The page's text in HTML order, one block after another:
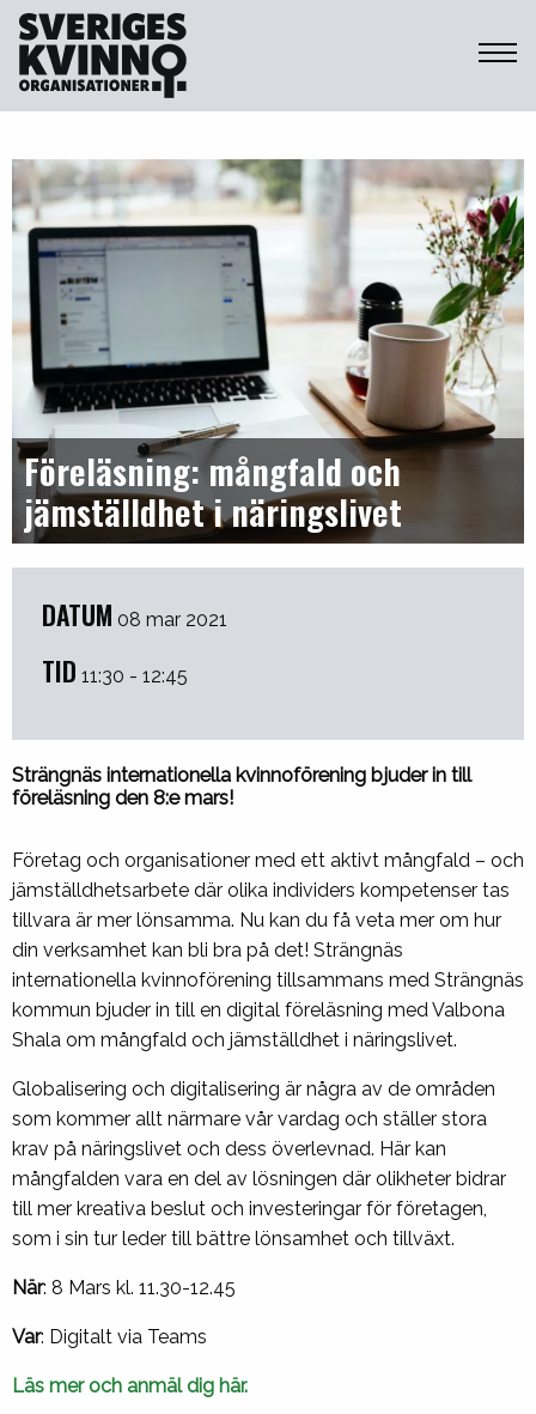
Sveriges Kvinnoorganisationer
Föreläsning: mångfald och
jämställdhet i näringslivet
DATUM 08 mar 2021
TID 11:30 - 12:45
Strängnäs internationella kvinnoförening bjuder in till
föreläsning den 8:e mars!
Företag och organisationer med ett aktivt mångfald – och
jämställdhetsarbete där olika individers kompetenser tas
tillvara är mer lönsamma. Nu kan du få veta mer om hur
din verksamhet kan bli bra på det! Strängnäs
internationella kvinnoförening tillsammans med Strängnäs
kommun bjuder in till en digital föreläsning med Valbona
Shala om mångfald och jämställdhet i näringslivet.
Globalisering och digitalisering är några av de områden
som kommer allt närmare vår vardag och ställer stora
krav på näringslivet och dess överlevnad. Här kan
mångfalden vara en del av lösningen där olikheter bidrar
till mer kreativa beslut och investeringar för företagen,
som i sin tur leder till bättre lönsamhet och tillväxt.
När: 8 Mars kl. 11.30-12.45
Var: Digitalt via Teams
Läs mer och anmäl dig här.